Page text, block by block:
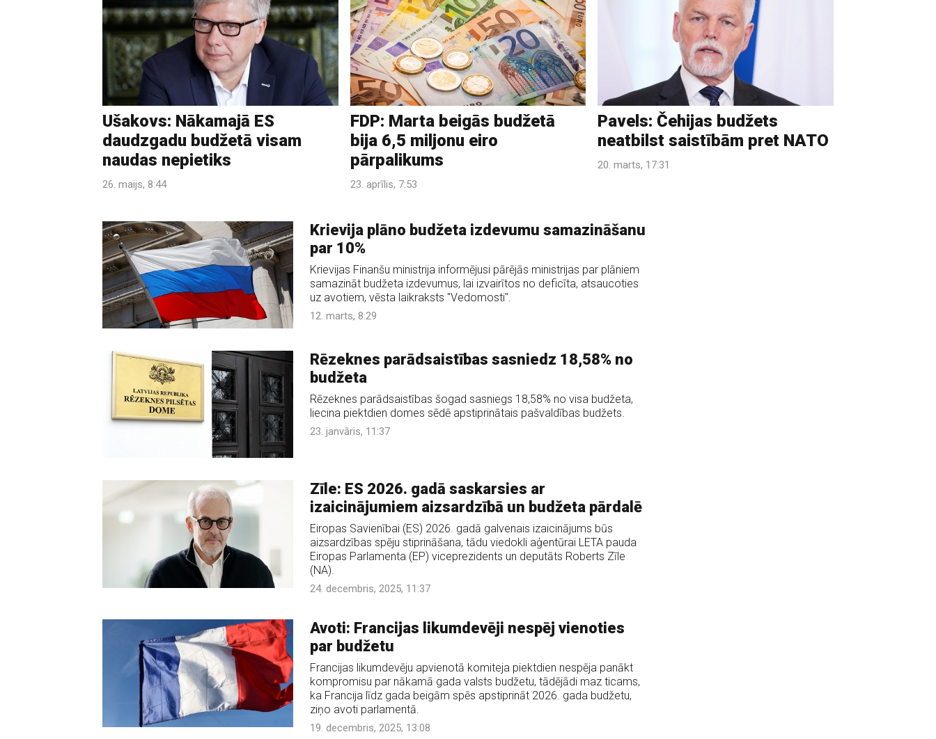
Ušakovs: Nākamajā ES
daudzgadu budžetā visam
naudas nepietiks
26. maijs, 8:44
FDP: Marta beigās budžetā
bija 6,5 miljonu eiro
pārpalikums
23. aprīlis, 7:53
Pavels: Čehijas budžets
neatbilst saistībām pret NATO
20. marts, 17:31
Krievija plāno budžeta izdevumu samazināšanu
par 10%
Krievijas Finanšu ministrija informējusi pārējās ministrijas par plāniem
samazināt budžeta izdevumus, lai izvairītos no deficīta, atsaucoties
uz avotiem, vēsta laikraksts "Vedomosti".
12. marts, 8:29
Rēzeknes parādsaistības sasniedz 18,58% no
budžeta
Rēzeknes parādsaistības šogad sasniegs 18,58% no visa budžeta,
liecina piektdien domes sēdē apstiprinātais pašvaldības budžets.
23. janvāris, 11:37
Zīle: ES 2026. gadā saskarsies ar
izaicinājumiem aizsardzībā un budžeta pārdalē
Eiropas Savienībai (ES) 2026. gadā galvenais izaicinājums būs
aizsardzības spēju stiprināšana, tādu viedokli aģentūrai LETA pauda
Eiropas Parlamenta (EP) viceprezidents un deputāts Roberts Zīle
(NA).
24. decembris, 2025, 11:37
Avoti: Francijas likumdevēji nespēj vienoties
par budžetu
Francijas likumdevēju apvienotā komiteja piektdien nespēja panākt
kompromisu par nākamā gada valsts budžetu, tādējādi maz ticams,
ka Francija līdz gada beigām spēs apstiprināt 2026. gada budžetu,
ziņo avoti parlamentā.
19. decembris, 2025, 13:08